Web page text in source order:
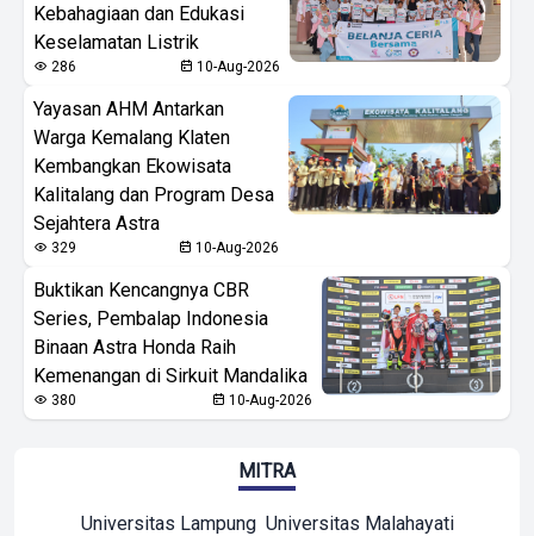
Kebahagiaan dan Edukasi
Keselamatan Listrik
286 10-Aug-2026
Yayasan AHM Antarkan
Warga Kemalang Klaten
Kembangkan Ekowisata
Kalitalang dan Program Desa
Sejahtera Astra
329 10-Aug-2026
Buktikan Kencangnya CBR
Series, Pembalap Indonesia
Binaan Astra Honda Raih
Kemenangan di Sirkuit Mandalika
380 10-Aug-2026
MITRA
Universitas Lampung Universitas Malahayati